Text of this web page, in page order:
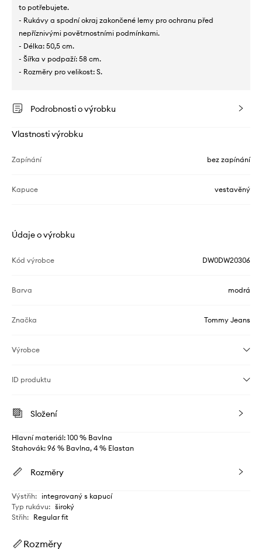
to potřebujete.
- Rukávy a spodní okraj zakončené lemy pro ochranu před
nepříznivými povětrnostními podmínkami.
- Délka: 50,5 cm.
- Šířka v podpaží: 58 cm.
- Rozměry pro velikost: S.
Podrobnosti o výrobku
Vlastnosti výrobku
Zapínání bez zapínání
Kapuce vestavěný
Údaje o výrobku
Kód výrobce DW0DW20306
Barva modrá
Značka Tommy Jeans
Výrobce
ID produktu
Složení
Hlavní materiál: 100 % Bavlna
Stahovák: 96 % Bavlna, 4 % Elastan
Rozměry
Výstřih: integrovaný s kapucí
Typ rukávu: široký
Střih: Regular fit
Rozměry